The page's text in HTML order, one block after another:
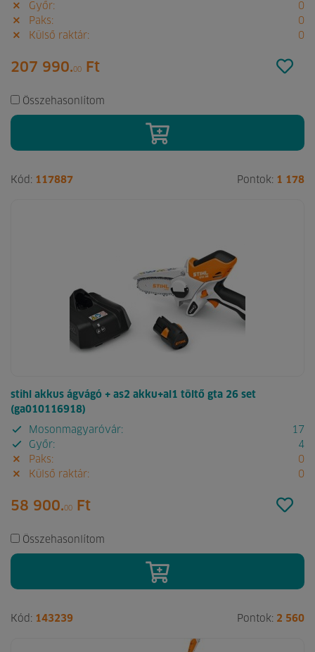
Győr:
0
Paks:
0
Külső raktár:
0
207 990.00 Ft
Összehasonlítom
Kód: 117887 Pontok: 1 178
stihl akkus ágvágó + as2 akku+al1 töltő gta 26 set
(ga010116918)
Mosonmagyaróvár:
17
Győr:
4
Paks:
0
Külső raktár:
0
58 900.00 Ft
Összehasonlítom
Kód: 143239 Pontok: 2 560